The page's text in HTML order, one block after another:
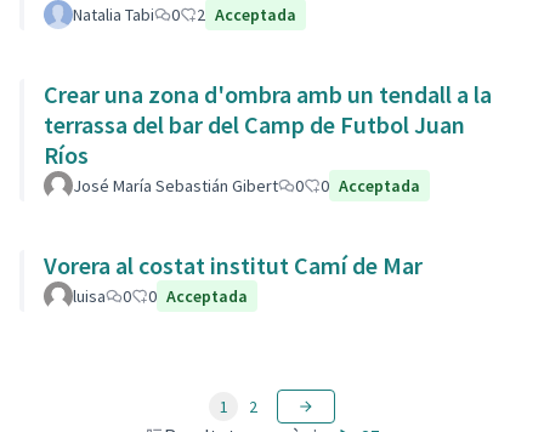
Natalia Tabi 0 2 Acceptada
Crear una zona d'ombra amb un tendall a la
terrassa del bar del Camp de Futbol Juan
Ríos
José María Sebastián Gibert 0 0 Acceptada
Vorera al costat institut Camí de Mar
luisa 0 0 Acceptada
1 2